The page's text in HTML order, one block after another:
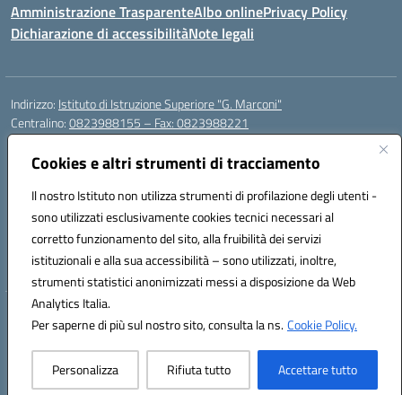
Cookies e altri strumenti di tracciamento
Il nostro Istituto non utilizza strumenti di profilazione degli utenti -
sono utilizzati esclusivamente cookies tecnici necessari al
corretto funzionamento del sito, alla fruibilità dei servizi
istituzionali e alla sua accessibilità – sono utilizzati, inoltre,
strumenti statistici anonimizzati messi a disposizione da Web
Analytics Italia.
Per saperne di più sul nostro sito, consulta la ns.Cookie Policy.
Personalizza Rifiuta tutto Accettare tutto
Amministrazione TrasparenteAlbo onlinePrivacy Policy
Dichiarazione di accessibilitàNote legali
Indirizzo: Istituto di Istruzione Superiore "G. Marconi"
Centralino:0823988155 – Fax: 0823988221
Email:
Posta elettronica certificata (PEC):ceis006006@pec.istruzione.it
Codice fiscale: 80004450617
Codice meccanografico:CEIS006006
Codice Indice delle Pubbliche Amministrazioni (IPA): istsc_ceis006006
Codice unico di fatturazione (CUF): UF8BPW
Hosting & Powered by 3D Solution S.r.l.
Concept & Design by Designers Italia